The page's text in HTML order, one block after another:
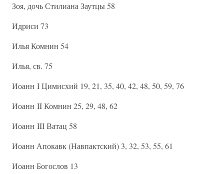
Зоя, дочь Стилиана Заутцы 58
Идриси 73
Илья Комнин 54
Илья, св. 75
Иоанн I Цимисхий 19, 21, 35, 40, 42, 48, 50, 59, 76
Иоанн II Комнин 25, 29, 48, 62
Иоанн III Ватац 58
Иоанн Апокавк (Навпактский) 3, 32, 53, 55, 61
Иоанн Богослов 13